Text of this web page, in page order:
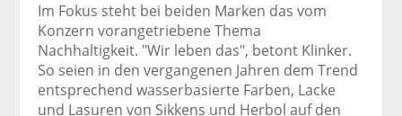
Im Fokus steht bei beiden Marken das vom
Konzern vorangetriebene Thema
Nachhaltigkeit. "Wir leben das", betont Klinker.
So seien in den vergangenen Jahren dem Trend
entsprechend wasserbasierte Farben, Lacke
und Lasuren von Sikkens und Herbol auf den